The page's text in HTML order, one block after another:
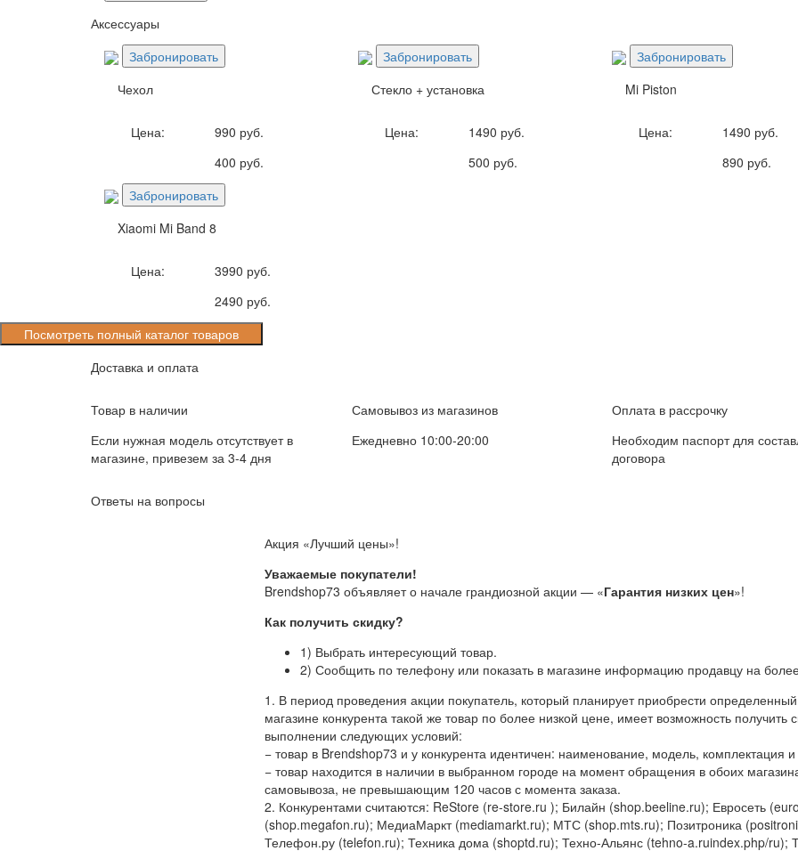
Аксессуары
Чехол
Цена:
990 руб.
400 руб.
Забронировать
Стекло + установка
Цена:
1490 руб.
500 руб.
Забронировать
Mi Piston
Цена:
1490 руб.
890 руб.
Забронировать
Xiaomi Mi Band 8
Цена:
3990 руб.
2490 руб.
Забронировать
Посмотреть полный каталог товаров
Доставка и оплата
Товар в наличии
Если нужная модель отсутствует в
магазине, привезем за 3-4 дня
Самовывоз из магазинов
Ежедневно 10:00-20:00
Оплата в рассрочку
Необходим паспорт для
договора
Ответы на вопросы
Акция «Лучший цены»!
Уважаемые покупатели!
Brendshop73 объявляет о начале грандиозной акции — «Гарантия низких цен»!
Как получить скидку?
1) Выбрать интересующий товар.
2) Сообщить по телефону или показать в магазине информацию продавцу на
1. В период проведения акции покупатель, который планирует приобрести
магазине конкурента такой же товар по более низкой цене, имеет возможность
выполнении следующих условий:
− товар в Brendshop73 и у конкурента идентичен: наименование, модель, комплектация
− товар находится в наличии в выбранном городе на момент обращения в обоих
самовывоза, не превышающим 120 часов с момента заказа.
2. Конкурентами считаются: ReStore (re-store.ru ); Билайн (shop.beeline.ru); Евросеть
(shop.megafon.ru); МедиаМаркт (mediamarkt.ru); МТС (shop.mts.ru); Позитроника
Телефон.ру (telefon.ru); Техника дома (shoptd.ru); Техно-Альянс (tehno-a.ruindex.php/ru);